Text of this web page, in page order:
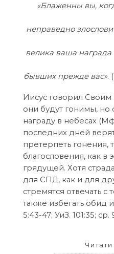
«Блаженны вы,
неправедно
велика ваша награда
бывших прежде вас».
Иисус говорил Своим
они будут гонимы,
награду в небесах
последних дней
претерпеть гонения,
благословения, как в
грядущей. Хотя
для СПД, как и для
стремятся отвечать
также избегать обид
5:43-47; УиЗ. 101:35; ср.
Читати